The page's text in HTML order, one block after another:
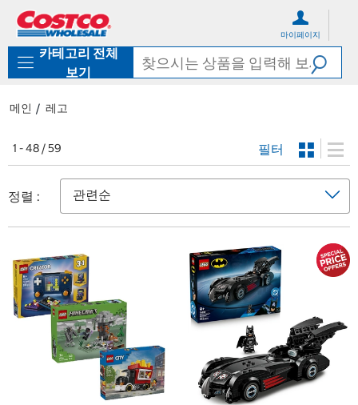
로
기
가
마이페이지
카테고리 전체
보기
메인 레고
1 - 48 / 59 필터
정렬 :